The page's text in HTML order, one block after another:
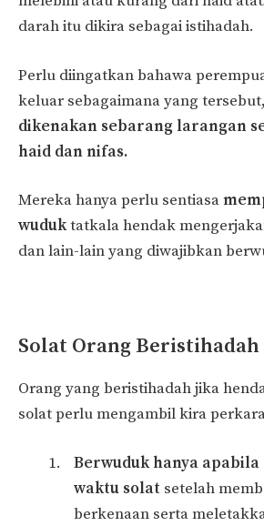
darah itu dikira sebagai istihadah.
Perlu diingatkan bahawa
keluar sebagaimana yang tersebut,
dikenakan sebarang larangan
haid dan nifas.
Mereka hanya perlu sentiasa
wuduktatkala hendak
dan lain-lain yang diwajibkan
Solat Orang Beristihadah
Orang yang beristihadah jika
solat perlu mengambil kira
Berwuduk hanya
waktu solat setelah
berkenaan serta